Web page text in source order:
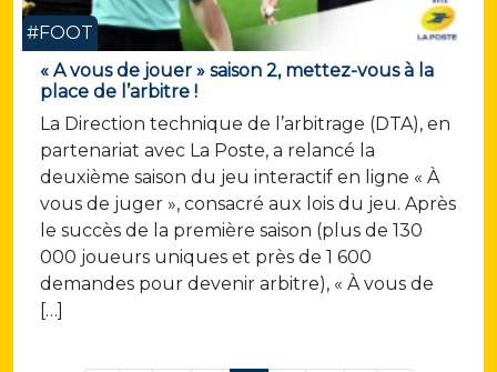
#FOOT
« A vous de jouer » saison 2, mettez-vous à la
place de l’arbitre !
La Direction technique de l’arbitrage (DTA), en
partenariat avec La Poste, a relancé la
deuxième saison du jeu interactif en ligne « À
vous de juger », consacré aux lois du jeu. Après
le succès de la première saison (plus de 130
000 joueurs uniques et près de 1 600
demandes pour devenir arbitre), « À vous de
[…]